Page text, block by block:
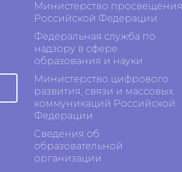
Министерство просвещения
Российской Федерации
Федеральная служба по
надзору в сфере
образования и науки
Министерство цифрового
развития, связи и массовых
коммуникаций Российской
Федерации
Сведения об
образовательной
организации